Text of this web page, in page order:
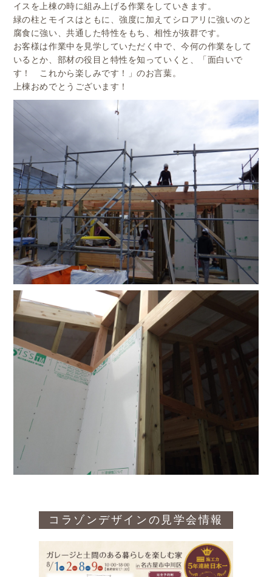
イスを上棟の時に組み上げる作業をしていきます。
緑の柱とモイスはともに、強度に加えてシロアリに強いのと
腐食に強い、共通した特性をもち、相性が抜群です。
お客様は作業中を見学していただく中で、今何の作業をして
いるとか、部材の役目と特性を知っていくと、「面白いで
す！ これから楽しみです！」のお言葉。
上棟おめでとうございます！
コラゾンデザインの見学会情報